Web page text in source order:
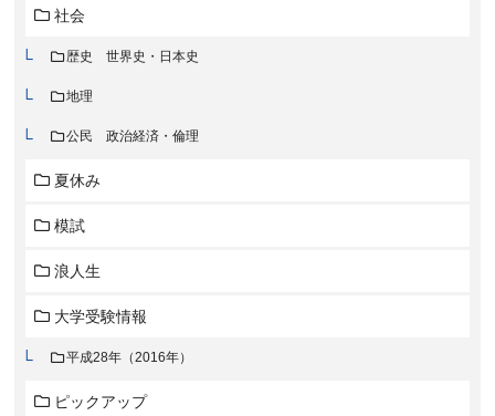
社会
歴史 世界史・日本史
地理
公民 政治経済・倫理
夏休み
模試
浪人生
大学受験情報
平成28年（2016年）
ピックアップ